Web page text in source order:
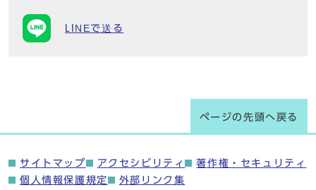
LINEで送る
ページの先頭へ戻る
サイトマップ アクセシビリティ
著作権・セキュリティ
個人情報保護規定
外部リンク集